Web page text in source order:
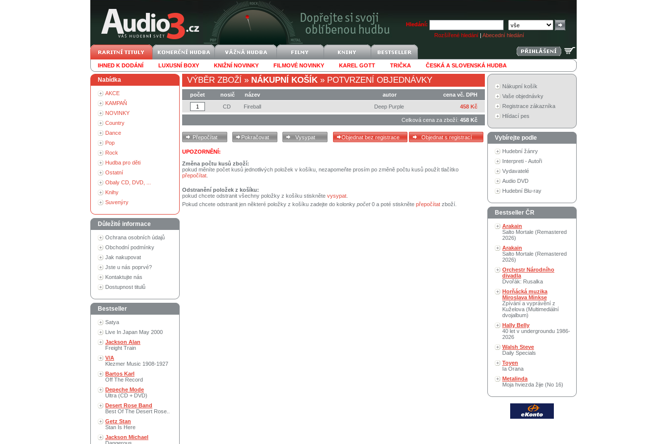
Hledání:
Rozšířené hledání | Abecední hledání
IHNED K DODÁNÍ LUXUSNÍ BOXY KNIŽNÍ NOVINKY FILMOVÉ NOVINKY KAREL GOTT TRIČKA ČESKÁ A SLOVENSKÁ HUDBA
Nabídka
AKCE
KAMPAŇ
NOVINKY
Country
Dance
Pop
Rock
Hudba pro děti
Ostatní
Obaly CD, DVD, ...
Knihy
Suvenýry
Důležité informace
Ochrana osobních údajů
Obchodní podmínky
Jak nakupovat
Jste u nás poprvé?
Kontaktujte nás
Dostupnost titulů
Bestseller
Satya
Live In Japan May 2000
Jackson Alan
Freight Train
V/A
Klezmer Music 1908-1927
Bartos Karl
Off The Record
Depeche Mode
Ultra (CD + DVD)
Desert Rose Band
Best Of The Desert Rose..
Getz Stan
Stan Is Here
Jackson Michael
VÝBĚR ZBOŽÍ » NÁKUPNÍ KOŠÍK » POTVRZENÍ OBJEDNÁVKY
počet nosič název autor
cena vč. DPH
CD
Fireball Deep Purple 458 Kč
Celková cena za zboží: 458 Kč
UPOZORNĚNÍ:
Změna počtu kusů zboží:
pokud měníte počet kusů jednotlivých položek v košíku, nezapomeňte prosím po změně počtu kusů použít tlačítko
přepočítat
Odstranění položek z košíku:
pokud chcete odstranit všechny položky z košíku stiskněte vysypat
Pokud chcete odstranit jen některé položky z košíku zadejte do kolonky počet0 a poté stiskněte přepočítat zboží.
Nákupní košík
Vaše objednávky
Registrace zákazníka
Hlídací pes
Vybírejte podle
Hudební žánry
Interpreti - Autoři
Vydavatelé
Audio DVD
Hudební Blu-ray
Bestseller ČR
Arakain
Salto Mortale (Remastered
2026)
Arakain
Salto Mortale (Remastered
2026)
Orchestr Národního
divadla
Dvořák: Rusalka
Horňácká muzika
Miroslava Minkse
Zpívání a vyprávění z
Kuželova (Multimediální
dvojalbum)
Hally Belly
40 let v undergroundu 1986-
2026
Walsh Steve
Daily Specials
Toyen
Ia Orana
Metalinda
Moja hviezda žije (No 16)